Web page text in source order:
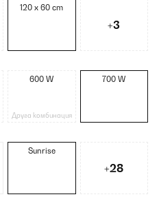
120 x 60 cm
+3
600 W
Друга комбинация
700 W
Sunrise
+28